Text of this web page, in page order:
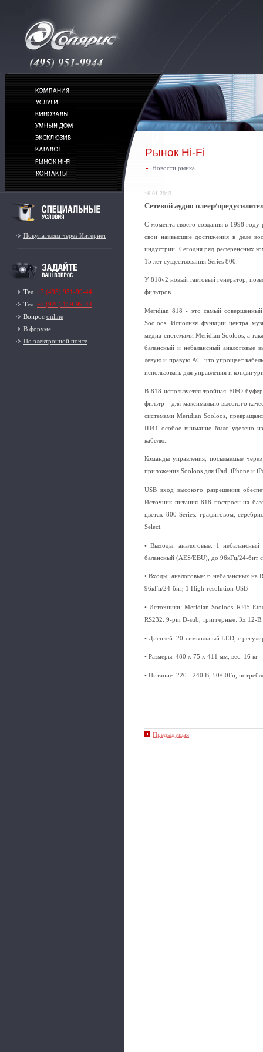
Покупателям через Интернет
Тел. +7 (495) 951-99-44
Тел. +7 (926) 159-99-44
Вопрос online
В форуме
По электронной почте
Рынок Hi-Fi
Новости рынка
16.01.2013
Сетевой аудио плеер/
С момента своего создания в 1998
свои наивысшие достижения в деле
индустрии. Сегодня ряд референсных
15 лет существования Series 800.
У 818v2 новый тактовый генератор,
фильтров.
Meridian 818 - это самый совершенный
Sooloos. Исполняя функции центра
медиа-системами Meridian Sooloos, а
балансный и небалансный аналоговые
левую и правую АС, что упрощает
использовать для управления и
В 818 используется тройная FIFO
фильтр – для максимально высокого
системами Meridian Sooloos,
ID41 особое внимание было уделено
кабелю.
Команды управления, посылаемые
приложения Sooloos для iPad, iPhone и
USB вход высокого разрешения
Источник питания 818 построен на
цветах 800 Series: графитовом,
Select.
• Выходы: аналоговые: 1
балансный (AES/EBU), до 96кГц/24-бит
• Входы: аналоговые: 6 небалансных на
96кГц/24-бит, 1 High-resolution USB
• Источники: Meridian Sooloos: RJ45
RS232: 9-pin D-sub, триггерные: 3x 12-В.
• Дисплей: 20-символьный LED, с
• Размеры: 480 х 75 х 411 мм, вес: 16 кг
• Питание: 220 - 240 В, 50/60Гц,
Предыдущая